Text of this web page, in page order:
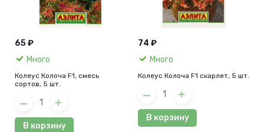
65 ₽
Много
Колеус Колоча F1, смесь
сортов, 5 шт.
В корзину
74 ₽
Много
Колеус Колоча F1 скарлет, 5 шт.
В корзину